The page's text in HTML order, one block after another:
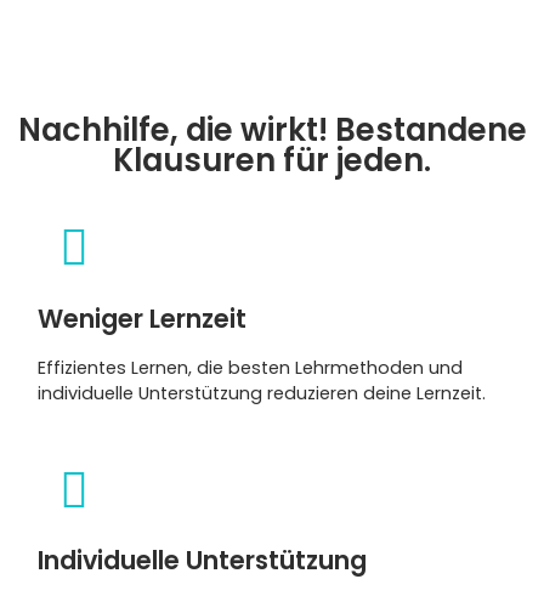
Nachhilfe, die wirkt! Bestandene
Klausuren für jeden.
Weniger Lernzeit
Effizientes Lernen, die besten Lehrmethoden und
individuelle Unterstützung reduzieren deine Lernzeit.
Individuelle Unterstützung